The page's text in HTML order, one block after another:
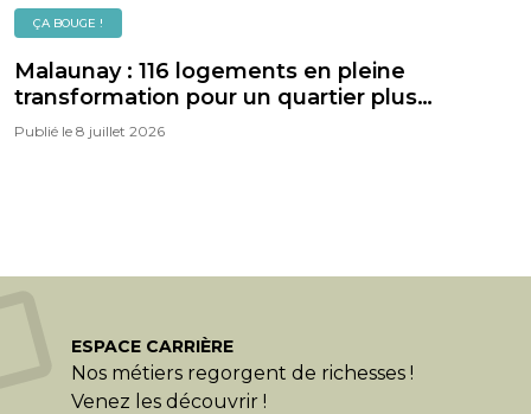
ÇA BOUGE !
Malaunay : 116 logements en pleine
transformation pour un quartier plus
confortable, plus vert et plus durable
Publié le 8 juillet 2026
ESPACE CARRIÈRE
Nos métiers regorgent de richesses !
Venez les découvrir !